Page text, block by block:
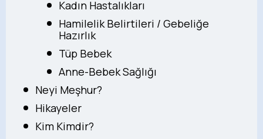
Kadın Hastalıkları
Hamilelik Belirtileri / Gebeliğe
Hazırlık
Tüp Bebek
Anne-Bebek Sağlığı
Neyi Meşhur?
Hikayeler
Kim Kimdir?